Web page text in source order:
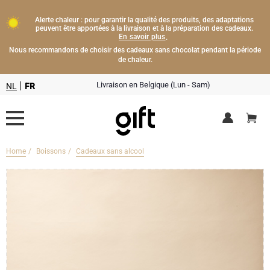
Alerte chaleur : pour garantir la qualité des produits, des adaptations
peuvent être apportées à la livraison et à la préparation des cadeaux.
En savoir plus.
Nous recommandons de choisir des cadeaux sans chocolat pendant la période
de chaleur.
Livraison en Belgique (Lun - Sam)
NL FR
Livraison fleurs
Boissons
Cadeaux champagne
Bouteille de Champagne
Chocolat
Type de cadeau
Lifestyle
Home Boissons Cadeaux sans alcool